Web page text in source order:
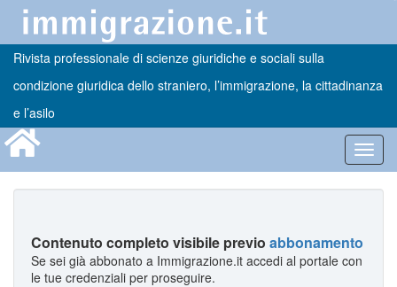
Rivista professionale di scienze giuridiche e sociali sulla
condizione giuridica dello straniero, l’immigrazione, la cittadinanza
e l’asilo
Contenuto completo visibile previo abbonamento
Se sei già abbonato a Immigrazione.it accedi al portale con
le tue credenziali per proseguire.